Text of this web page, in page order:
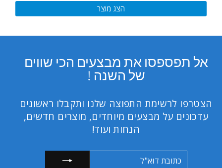
of
stars
הצג מוצר
אל תפספסו את מבצעים הכי שווים
של השנה !
הצטרפו לרשימת התפוצה שלנו ותקבלו ראשונים
עדכונים על מבצעים מיוחדים, מוצרים חדשים,
הנחות ועוד!